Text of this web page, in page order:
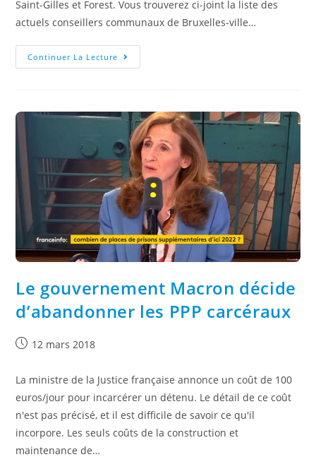
Saint-Gilles et Forest. Vous trouverez ci-joint la liste des
actuels conseillers communaux de Bruxelles-ville…
Continuer La Lecture
Le gouvernement Macron décide
d’abandonner les PPP carcéraux
12 mars 2018
La ministre de la Justice française annonce un coût de 100
euros/jour pour incarcérer un détenu. Le détail de ce coût
n'est pas précisé, et il est difficile de savoir ce qu'il
incorpore. Les seuls coûts de la construction et
maintenance de…